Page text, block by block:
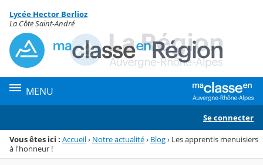
Menu de la rubrique
Contenu
Lycée Hector Berlioz
La Côte Saint-André
MENU
Se connecter
Vous êtes ici : Accueil› Notre actualité› Blog› Les apprentis menuisiers
à l'honneur !